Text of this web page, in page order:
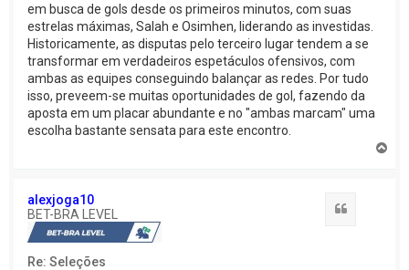
em busca de gols desde os primeiros minutos, com suas
estrelas máximas, Salah e Osimhen, liderando as investidas.
Historicamente, as disputas pelo terceiro lugar tendem a se
transformar em verdadeiros espetáculos ofensivos, com
ambas as equipes conseguindo balançar as redes. Por tudo
isso, preveem-se muitas oportunidades de gol, fazendo da
aposta em um placar abundante e no "ambas marcam" uma
escolha bastante sensata para este encontro.
alexjoga10
BET-BRA LEVEL
Re: Seleções